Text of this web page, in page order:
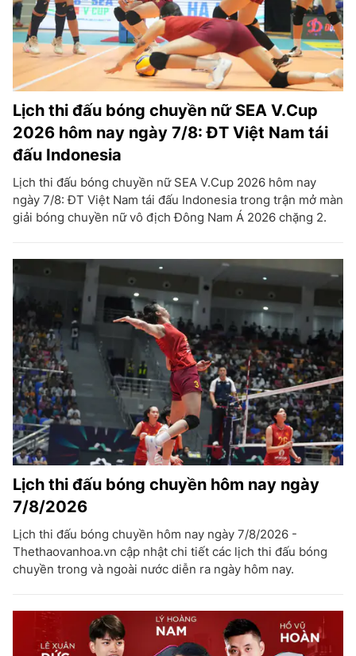
Lịch thi đấu bóng chuyền nữ SEA V.Cup
2026 hôm nay ngày 7/8: ĐT Việt Nam tái
đấu Indonesia
Lịch thi đấu bóng chuyền nữ SEA V.Cup 2026 hôm nay
ngày 7/8: ĐT Việt Nam tái đấu Indonesia trong trận mở màn
giải bóng chuyền nữ vô địch Đông Nam Á 2026 chặng 2.
Lịch thi đấu bóng chuyền hôm nay ngày
7/8/2026
Lịch thi đấu bóng chuyền hôm nay ngày 7/8/2026 -
Thethaovanhoa.vn cập nhật chi tiết các lịch thi đấu bóng
chuyền trong và ngoài nước diễn ra ngày hôm nay.